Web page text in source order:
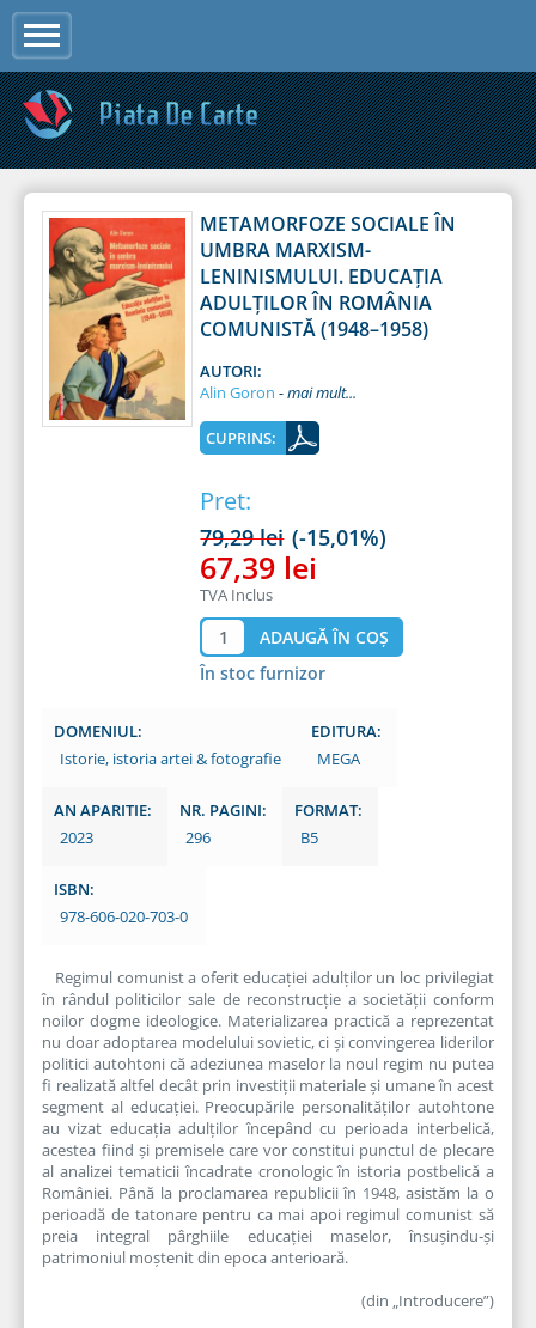
METAMORFOZE SOCIALE ÎN
UMBRA MARXISM-
LENINISMULUI. EDUCAŢIA
ADULŢILOR ÎN ROMÂNIA
COMUNISTĂ (1948–1958)
AUTORI:
Alin Goron
CUPRINS:
Pret:
79,29 lei (-15,01%)
67,39 lei
TVA Inclus
În stoc furnizor
DOMENIUL:
Istorie, istoria artei & fotografie
EDITURA:
MEGA
AN APARITIE:
2023
NR. PAGINI:
296
FORMAT:
B5
ISBN:
978-606-020-703-0
Regimul comunist a oferit educaţiei adulţilor un loc privilegiat
în rândul politicilor sale de reconstrucţie a societăţii conform
noilor dogme ideologice. Materializarea practică a reprezentat
nu doar adoptarea modelului sovietic, ci şi convingerea liderilor
politici autohtoni că adeziunea maselor la noul regim nu putea
fi realizată altfel decât prin investiţii materiale şi umane în acest
segment al educaţiei. Preocupările personalităţilor autohtone
au vizat educaţia adulţilor începând cu perioada interbelică,
acestea fiind şi premisele care vor constitui punctul de plecare
al analizei tematicii încadrate cronologic în istoria postbelică a
României. Până la proclamarea republicii în 1948, asistăm la o
perioadă de tatonare pentru ca mai apoi regimul comunist să
preia integral pârghiile educaţiei maselor, însuşindu‑şi
patrimoniul moştenit din epoca anterioară.
(din „Introducere”)